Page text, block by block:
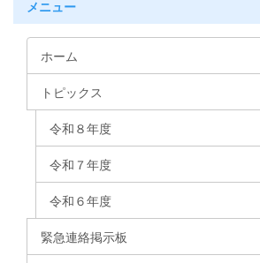
メニュー
ホーム
トピックス
令和８年度
令和７年度
令和６年度
緊急連絡掲示板